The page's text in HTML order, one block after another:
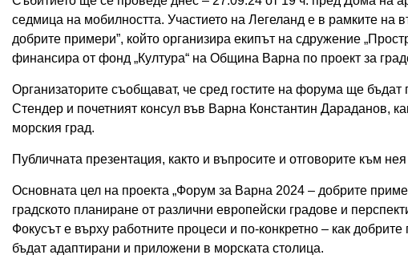
седмица на мобилността. Участието на Легеланд е в рамките на
добрите примери”, който организира екипът на сдружение
финансира от фонд „Култура“ на Община Варна по проект за
Организаторите съобщават, че сред гостите на форума ще
Стендер и почетният консул във Варна Константин Дараданов,
морския град.
Публичната презентация, както и въпросите и отговорите към
Основната цел на проекта „Форум за Варна 2024 – добрите
градското планиране от различни европейски градове и
Фокусът е върху работните процеси и по-конкретно – как
бъдат адаптирани и приложени в морската столица.